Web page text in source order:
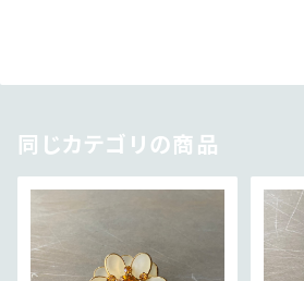
同じカテゴリの商品